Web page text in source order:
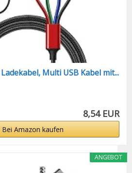
Multi USB Kabel mit...
8,54 EUR
Bei Amazon kaufen
ANGEBOT